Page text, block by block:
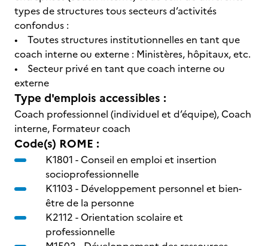
types de structures tous secteurs d’activités
confondus :
• Toutes structures institutionnelles en tant que
coach interne ou externe : Ministères, hôpitaux, etc.
• Secteur privé en tant que coach interne ou
externe
Type d'emplois accessibles :
Coach professionnel (individuel et d’équipe), Coach
interne, Formateur coach
Code(s) ROME :
K1801 -Conseil en emploi et insertion
socioprofessionnelle
K1103 - Développement personnel et bien-
être de la personne
K2112 -Orientation scolaire et
professionnelle